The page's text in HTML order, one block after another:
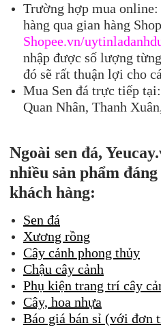
Trường hợp mua
hàng qua gian hàng
Shopee.vn/
nhập được số lượng
đó sẽ rất thuận lợi cho
Mua Sen đá trực tiếp
Quan Nhân, Thanh
Ngoài sen đá,
nhiều sản phẩm
khách hàng:
Sen đá
Xương rồng
Cây cảnh phong thủy
Chậu cây cảnh
Phụ kiện trang trí cây
Cây, hoa nhựa
Báo giá bán sỉ (với đơn